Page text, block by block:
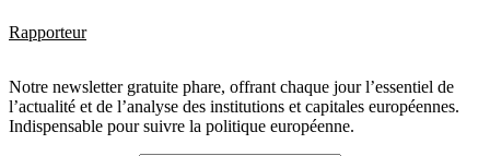
Rapporteur
Notre newsletter gratuite phare, offrant chaque jour l’essentiel de
l’actualité et de l’analyse des institutions et capitales européennes.
Indispensable pour suivre la politique européenne.